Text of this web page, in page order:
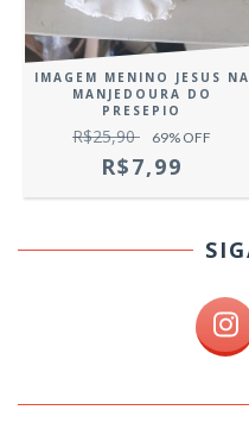
IMAGEM MENINO JESUS NA
MANJEDOURA DO
PRESEPIO
R$25,90 69% OFF
R$7,99